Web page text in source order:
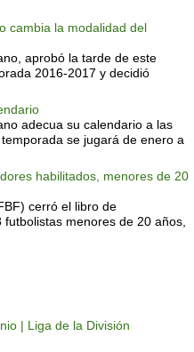
cambia la modalidad del
aprobó la tarde de este
2016-2017 y decidió
adecua su calendario a las
se jugará de enero a
habilitados, menores de 20
cerró el libro de
menores de 20 años,
| Liga de la División